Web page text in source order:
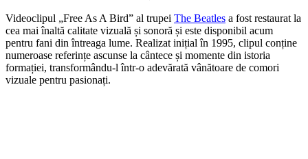
Videoclipul „Free As A Bird” al trupei The Beatles a fost restaurat la
cea mai înaltă calitate vizuală și sonoră și este disponibil acum
pentru fani din întreaga lume. Realizat inițial în 1995, clipul conține
numeroase referințe ascunse la cântece și momente din istoria
formației, transformându-l într-o adevărată vânătoare de comori
vizuale pentru pasionați.